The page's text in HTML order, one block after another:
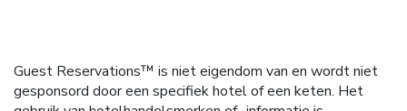
Guest Reservations™ is niet eigendom van en wordt niet
gesponsord door een specifiek hotel of een keten. Het